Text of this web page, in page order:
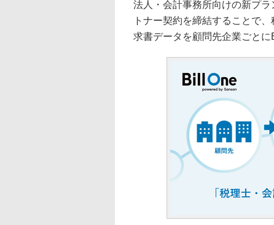
法人・会計事務所向けの新プ
トナー契約を締結することで
求書データを顧問先企業ごとに